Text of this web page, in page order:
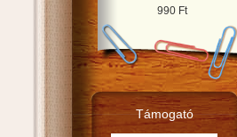
990 Ft
Támogató